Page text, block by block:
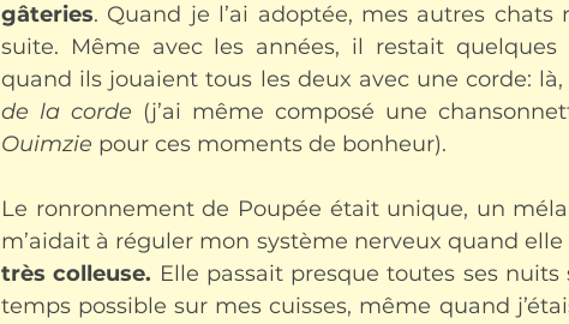
gâteries. Quand je l’ai adoptée, mes autres chats
suite. Même avec les années, il restait
quand ils jouaient tous les deux avec une corde:
de la corde (j’ai même composé une
Ouimzie pour ces moments de bonheur).
Le ronronnement de Poupée était unique, un
m’aidait à réguler mon système nerveux quand
très colleuse. Elle passait presque toutes ses
temps possible sur mes cuisses, même quand